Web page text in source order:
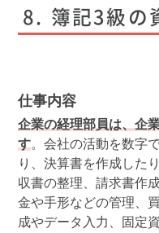
簿記3級の
仕事内容
企業の経理部員は、企
す。会社の活動を数字
り、決算書を作成した
収書の整理、請求書作
金や手形などの管理、
成やデータ入力、固定